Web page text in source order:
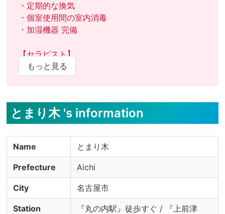
・定期的な換気
・個室使用間の室内消毒
・加湿機器 完備
【セラピスト】
・検温実施
・うがい薬の用意
【お客様】
・検温実施
・うがい薬の用意
※感染症対策の実施状況詳細やご不明点について
は、セラピストへ直接ご確認ください。
もっと見る
とまり木 's information
Name とまり木
Prefecture Aichi
City 名古屋市
Station
『丸の内駅』徒歩すぐ / 『上前津